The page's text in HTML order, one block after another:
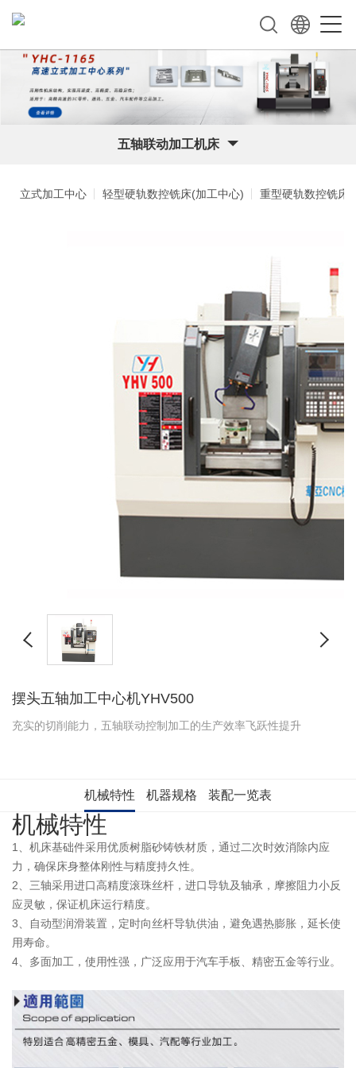
五轴联动加工机床
立式加工中心 轻型硬轨数控铣床(加工中心) 重型硬轨数控铣床(
摆头五轴加工中心机YHV500
充实的切削能力，五轴联动控制加工的生产效率飞跃性提升
机械特性 机器规格 装配一览表
机械特性
1、机床基础件采用优质树脂砂铸铁材质，通过二次时效消除内应
力，确保床身整体刚性与精度持久性。
2、三轴采用进口高精度滚珠丝杆，进口导轨及轴承，摩擦阻力小反
应灵敏，保证机床运行精度。
3、自动型润滑装置，定时向丝杆导轨供油，避免遇热膨胀，延长使
用寿命。
4、多面加工，使用性强，广泛应用于汽车手板、精密五金等行业。